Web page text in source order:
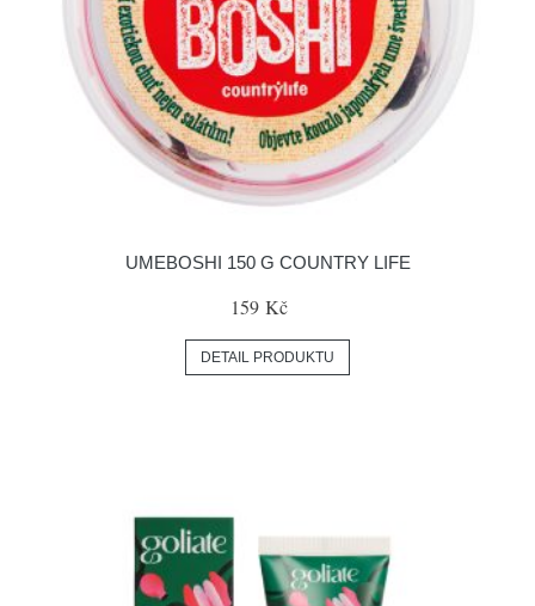
UMEBOSHI 150 G COUNTRY LIFE
159 Kč
DETAIL PRODUKTU